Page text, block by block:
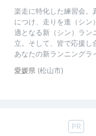
楽走に特化した練習会。
につけ、走りを進（シン
適となる新（シン）ラン
立。そして、皆で応援し
あなたの新ランニングラ
愛媛県 (松山市)
PR